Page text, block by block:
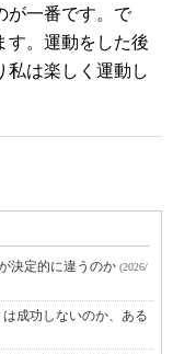
が一番です。で
す。運動をした後
私は楽しく運動し
決定的に違うのか (2026/
成功しないのか、ある